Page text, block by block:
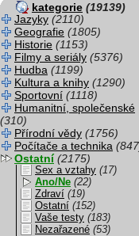
kategorie (19139)
Jazyky (2110)
Geografie (1805)
Historie (1153)
Filmy a seriály (5376)
Hudba (1199)
Kultura a knihy (1290)
Sportovní (1118)
Humanitní, společenské
(310)
Přírodní vědy (1756)
Počítače a technika
Ostatní (2175)
Sex a vztahy (17)
Ano/Ne (22)
Zdraví (19)
Ostatní (152)
Vaše testy (183)
Nezařazené (53)